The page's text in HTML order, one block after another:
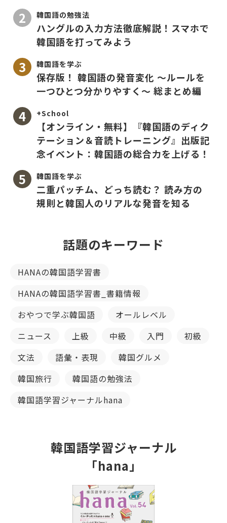
韓国語の勉強法
ハングルの入力方法徹底解説！スマホで
韓国語を打ってみよう
韓国語を学ぶ
保存版！ 韓国語の発音変化 〜ルールを
一つひとつ分かりやすく〜 総まとめ編
+School
【オンライン・無料】『韓国語のディク
テーション＆音読トレーニング』出版記
念イベント：韓国語の総合力を上げる！
韓国語を学ぶ
二重パッチム、どっち読む？ 読み方の
規則と韓国人のリアルな発音を知る
話題のキーワード
HANAの韓国語学習書
HANAの韓国語学習書_書籍情報
おやつで学ぶ韓国語
オールレベル
ニュース
上級 中級 入門
初級
文法
語彙・表現
韓国グルメ
韓国旅行
韓国語の勉強法
韓国語学習ジャーナルhana
韓国語学習ジャーナル
「hana」